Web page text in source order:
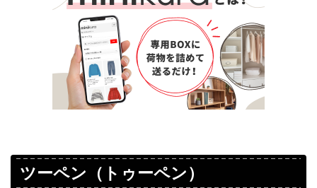
ツーペン（トゥーペン）